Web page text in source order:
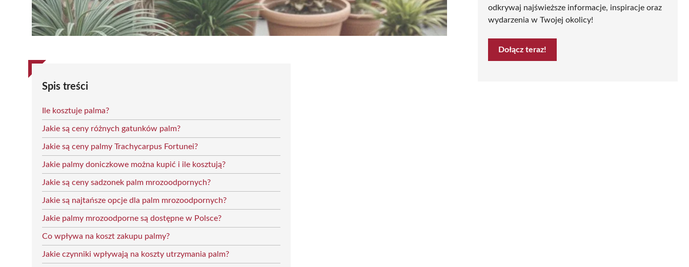
Spis treści
Ile kosztuje palma?
Jakie są ceny różnych gatunków palm?
Jakie są ceny palmy Trachycarpus Fortunei?
Jakie palmy doniczkowe można kupić i ile kosztują?
Jakie są ceny sadzonek palm mrozoodpornych?
Jakie są najtańsze opcje dla palm mrozoodpornych?
Jakie palmy mrozoodporne są dostępne w Polsce?
Co wpływa na koszt zakupu palmy?
Jakie czynniki wpływają na koszty utrzymania palm?
odkrywaj najświeższe informacje, inspiracje oraz
wydarzenia w Twojej okolicy!
Dołącz teraz!